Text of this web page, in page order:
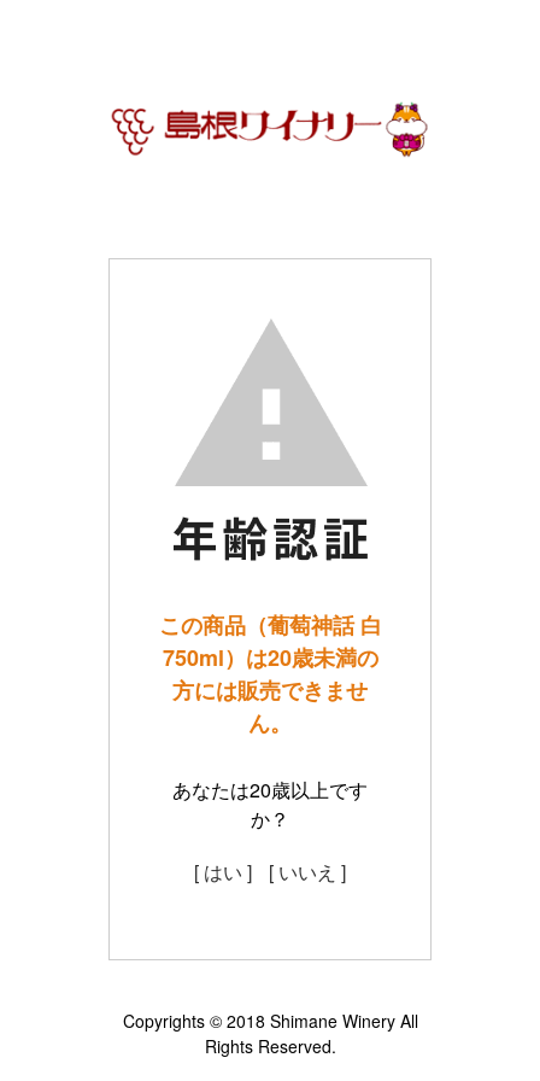
この商品（葡萄神話 白
750ml）は20歳未満の
方には販売できませ
ん。
あなたは20歳以上です
か？
[ はい ]
[ いいえ ]
Copyrights © 2018 Shimane Winery All
Rights Reserved.